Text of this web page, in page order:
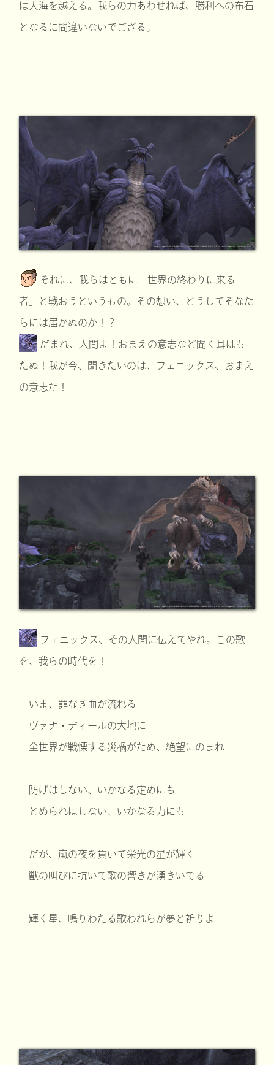
は大海を越える。我らの力あわせれば、勝利への布石
となるに間違いないでござる。
それに、我らはともに「世界の終わりに来る
者」と戦おうというもの。その想い、どうしてそなた
らには届かぬのか！？
だまれ、人間よ！おまえの意志など聞く耳はも
たぬ！我が今、聞きたいのは、フェニックス、おまえ
の意志だ！
フェニックス、その人間に伝えてやれ。この歌
を、我らの時代を！
いま、罪なき血が流れる
ヴァナ・ディールの大地に
全世界が戦慄する災禍がため、絶望にのまれ
防げはしない、いかなる定めにも
とめられはしない、いかなる力にも
だが、嵐の夜を貫いて栄光の星が輝く
獣の叫びに抗いて歌の響きが湧きいでる
輝く星、鳴りわたる歌われらが夢と祈りよ